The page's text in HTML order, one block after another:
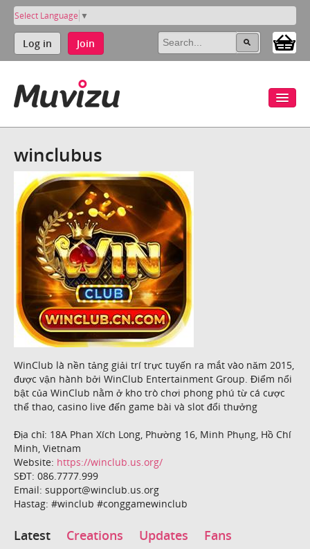
Select Language ▼
Log in Join
winclubus
WinClub là nền tảng giải trí trực tuyến ra mắt vào năm 2015,
được vận hành bởi WinClub Entertainment Group. Điểm nổi
bật của WinClub nằm ở kho trò chơi phong phú từ cá cược
thể thao, casino live đến game bài và slot đổi thưởng
Địa chỉ: 18A Phan Xích Long, Phường 16, Minh Phụng, Hồ Chí
Minh, Vietnam
Website: https://winclub.us.org/
SĐT: 086.7777.999
Email: support@winclub.us.org
Hastag: #winclub #conggamewinclub
Latest Creations Updates Fans